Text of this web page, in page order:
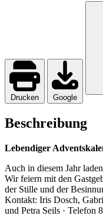
Drucken Google
Beschreibung
Lebendiger
Auch in diesem Jahr
Wir feiern mit den
der Stille und der
Kontakt: Iris Dosch,
und Petra Seils · Telefon